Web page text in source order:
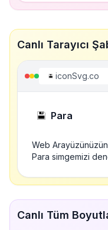
Canlı Tarayıcı
iconSvg.co
Para
Web
Para simgemizi
Canlı Tüm